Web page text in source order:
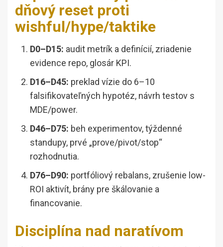
dňový reset proti
wishful/hype/taktike
D0–D15: audit metrík a definícií, zriadenie
evidence repo, glosár KPI.
D16–D45: preklad vízie do 6–10
falsifikovateľných hypotéz, návrh testov s
MDE/power.
D46–D75: beh experimentov, týždenné
standupy, prvé „prove/pivot/stop“
rozhodnutia.
D76–D90: portfóliový rebalans, zrušenie low-
ROI aktivít, brány pre škálovanie a
financovanie.
Disciplína nad naratívom